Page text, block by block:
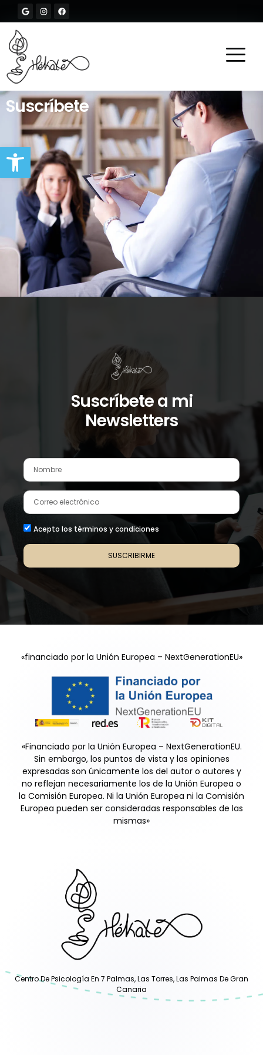
Suscríbete
Suscríbete a mi
Newsletters
Acepto los términos y condiciones
SUSCRIBIRME
«financiado por la Unión Europea – NextGenerationEU»
«Financiado por la Unión Europea – NextGenerationEU.
Sin embargo, los puntos de vista y las opiniones
expresadas son únicamente los del autor o autores y
no reflejan necesariamente los de la Unión Europea o
la Comisión Europea. Ni la Unión Europea ni la Comisión
Europea pueden ser consideradas responsables de las
mismas»
Centro De Psicología En 7 Palmas, Las Torres, Las Palmas De Gran
Canaria
Abrir barra de herramientas